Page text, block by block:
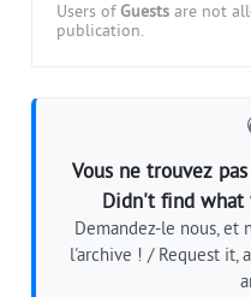
Users of Guests are not
publication.
Vous ne trouvez
Didn't find what
Demandez-le nous, et
l'archive ! / Request it,